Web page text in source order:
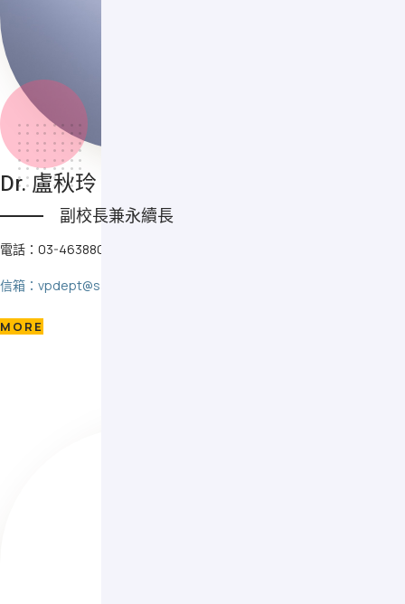
Dr. 盧秋玲
副校長兼永續長
電話：03-4638800 #2219
信箱：vpdept@saturn.yzu.edu.tw
MORE